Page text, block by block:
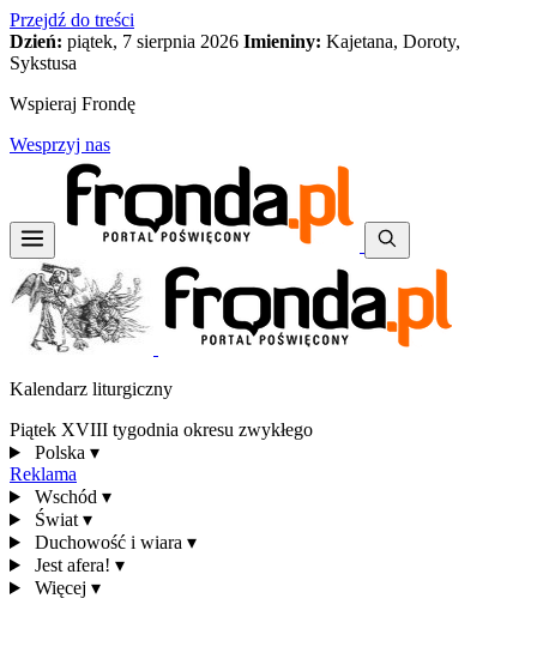
Przejdź do treści
Dzień: piątek, 7 sierpnia 2026 Imieniny: Kajetana, Doroty,
Sykstusa
Wspieraj Frondę
Wesprzyj nas
Kalendarz liturgiczny
Piątek XVIII tygodnia okresu zwykłego
Polska ▾
Reklama
Wschód ▾
Świat ▾
Duchowość i wiara ▾
Jest afera! ▾
Więcej ▾